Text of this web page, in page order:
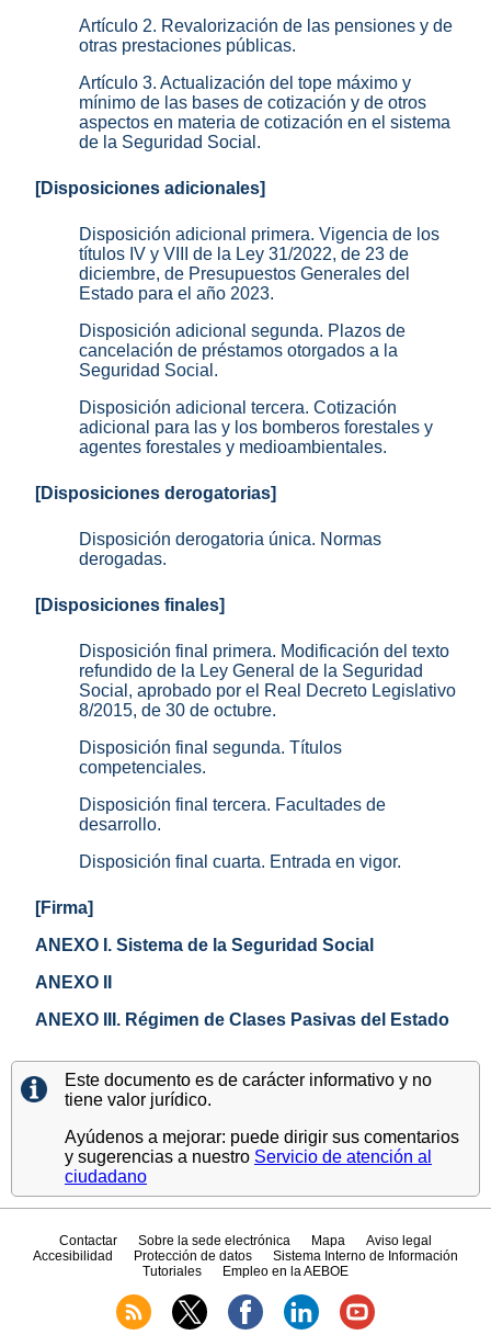
Artículo 2. Revalorización de las pensiones y de
otras prestaciones públicas.
Artículo 3. Actualización del tope máximo y
mínimo de las bases de cotización y de otros
aspectos en materia de cotización en el sistema
de la Seguridad Social.
[Disposiciones adicionales]
Disposición adicional primera. Vigencia de los
títulos IV y VIII de la Ley 31/2022, de 23 de
diciembre, de Presupuestos Generales del
Estado para el año 2023.
Disposición adicional segunda. Plazos de
cancelación de préstamos otorgados a la
Seguridad Social.
Disposición adicional tercera. Cotización
adicional para las y los bomberos forestales y
agentes forestales y medioambientales.
[Disposiciones derogatorias]
Disposición derogatoria única. Normas
derogadas.
[Disposiciones finales]
Disposición final primera. Modificación del texto
refundido de la Ley General de la Seguridad
Social, aprobado por el Real Decreto Legislativo
8/2015, de 30 de octubre.
Disposición final segunda. Títulos
competenciales.
Disposición final tercera. Facultades de
desarrollo.
Disposición final cuarta. Entrada en vigor.
[Firma]
ANEXO I. Sistema de la Seguridad Social
ANEXO II
ANEXO III. Régimen de Clases Pasivas del Estado
Este documento es de carácter informativo y no
tiene valor jurídico.
Ayúdenos a mejorar: puede dirigir sus comentarios
y sugerencias a nuestro Servicio de atención al
ciudadano
Contactar Sobre la sede electrónica Mapa
Aviso legal
Accesibilidad
Protección de datos
Sistema Interno de Información
Tutoriales
Empleo en la AEBOE